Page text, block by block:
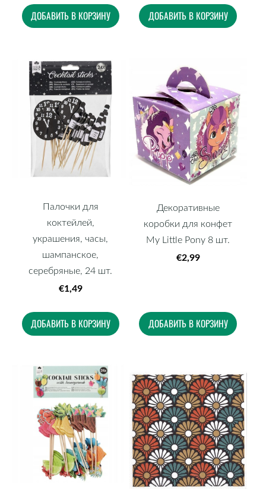
ДОБАВИТЬ В КОРЗИНУ ДОБАВИТЬ В КОРЗИНУ
Палочки для
коктейлей,
украшения, часы,
шампанское,
серебряные, 24 шт.
€1,49
ДОБАВИТЬ В КОРЗИНУ
Декоративные
коробки для конфет
My Little Pony 8 шт.
€2,99
ДОБАВИТЬ В КОРЗИНУ